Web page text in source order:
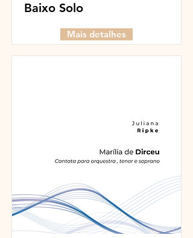
Baixo Solo
Mais detalhes